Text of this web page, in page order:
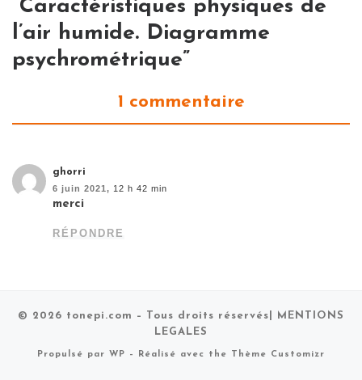
“Caractéristiques physiques de
l’air humide. Diagramme
psychrométrique”
1 commentaire
ghorri
6 juin 2021, 12 h 42 min
merci
RÉPONDRE
© 2026 tonepi.com – Tous droits réservés | MENTIONS
LEGALES
Propulsé par WP – Réalisé avec the Thème Customizr